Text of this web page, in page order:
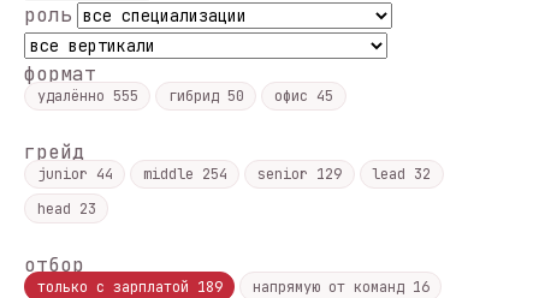
роль
формат
удалённо 555 гибрид 50 офис 45
грейд
junior 44 middle 254 senior 129 lead 32
head 23
отбор
только с зарплатой 189 напрямую от команд 16